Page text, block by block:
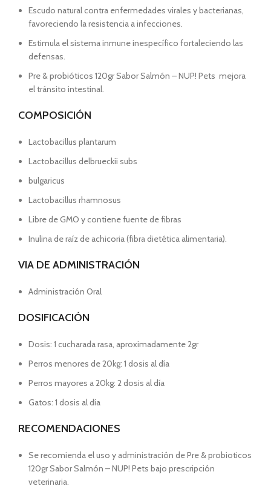
Escudo natural contra enfermedades virales y bacterianas,
favoreciendo la resistencia a infecciones.
Estimula el sistema inmune inespecífico fortaleciendo las
defensas.
Pre & probióticos 120gr Sabor Salmón – NUP! Pets mejora
el tránsito intestinal.
COMPOSICIÓN
Lactobacillus plantarum
Lactobacillus delbrueckii subs
bulgaricus
Lactobacillus rhamnosus
Libre de GMO y contiene fuente de fibras
Inulina de raíz de achicoria (fibra dietética alimentaria).
VIA DE ADMINISTRACIÓN
Administración Oral
DOSIFICACIÓN
Dosis: 1 cucharada rasa, aproximadamente 2gr
Perros menores de 20kg: 1 dosis al día
Perros mayores a 20kg: 2 dosis al día
Gatos: 1 dosis al día
RECOMENDACIONES
Se recomienda el uso y administración de Pre & probioticos
120gr Sabor Salmón – NUP! Pets bajo prescripción
veterinaria.